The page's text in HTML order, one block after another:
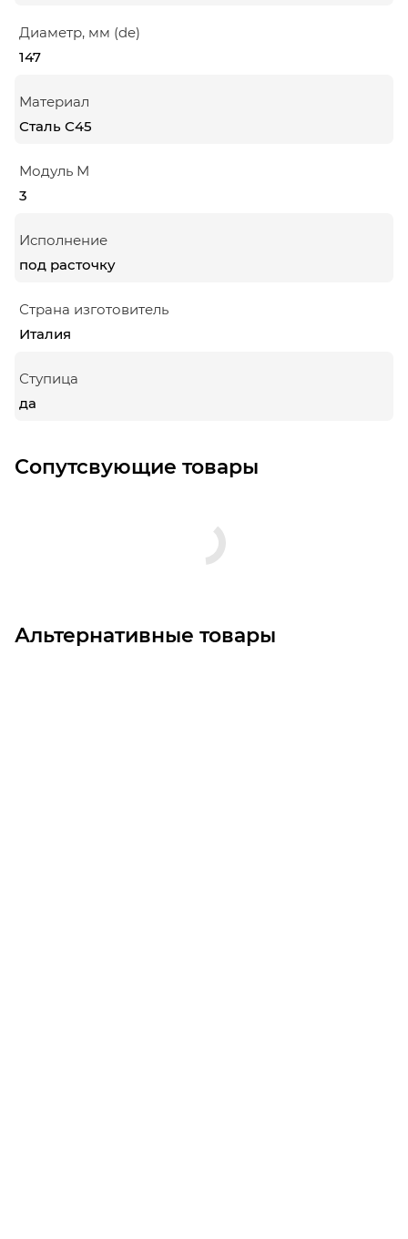
Диаметр, мм (de)
147
Материал
Сталь С45
Модуль М
3
Исполнение
под расточку
Страна изготовитель
Италия
Ступица
да
Сопутсвующие товары
Альтернативные товары